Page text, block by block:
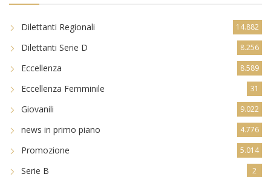
Dilettanti Regionali 14.882
Dilettanti Serie D 8.256
Eccellenza 8.589
Eccellenza Femminile 31
Giovanili 9.022
news in primo piano 4.776
Promozione 5.014
Serie B 2